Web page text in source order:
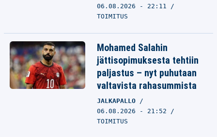
06.08.2026 - 22:11
TOIMITUS
Mohamed Salahin
jättisopimuksesta tehtiin
paljastus – nyt puhutaan
valtavista rahasummista
JALKAPALLO
06.08.2026 - 21:52
TOIMITUS